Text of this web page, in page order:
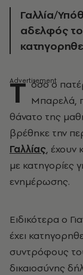
Γαλλία/
αδελφός
Τ όσο ο
Μπαρελά,
θάνατο της
βρέθηκε την
Γαλλίας, έχουν
με κατηγορίες
ενημέρωσης.
Ειδικότερα ο
έχει
συντρόφους
δικαιοσύνης